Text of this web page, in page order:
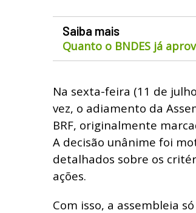
Saiba mais
Quanto o BNDES já
Na sexta-feira (11 de
vez, o adiamento da
BRF, originalmente
A decisão unânime foi
detalhados sobre os
ações.
Com isso, a assembleia